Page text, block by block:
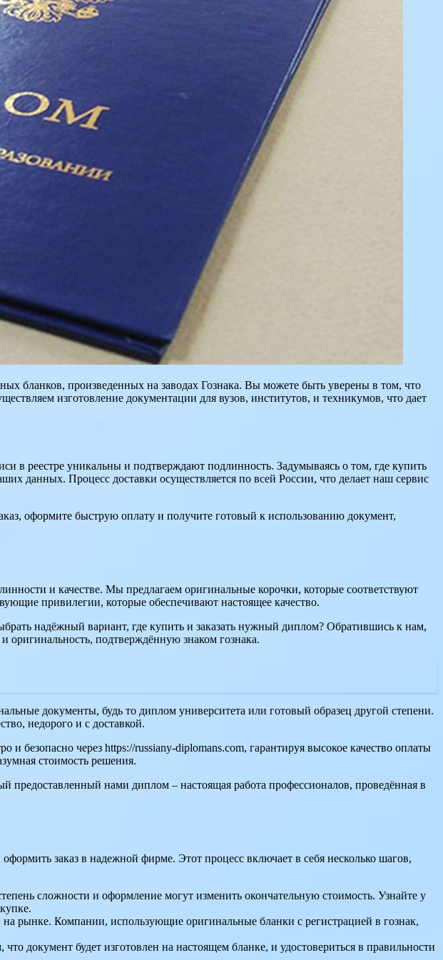
бланков, произведенных на заводах Гознака. Вы можете быть уверены в том, что
изготовление документации для вузов, институтов, и техникумов, что дает
в реестре уникальны и подтверждают подлинность. Задумываясь о том, где купить
данных. Процесс доставки осуществляется по всей России, что делает наш сервис
оформите быструю оплату и получите готовый к использованию документ,
и качестве. Мы предлагаем оригинальные корочки, которые соответствуют
привилегии, которые обеспечивают настоящее качество.
надёжный вариант, где купить и заказать нужный диплом? Обратившись к нам,
оригинальность, подтверждённую знаком гознака.
документы, будь то диплом университета или готовый образец другой степени.
недорого и с доставкой.
безопасно через https://russiany-diplomans.com, гарантируя высокое качество оплаты
стоимость решения.
предоставленный нами диплом – настоящая работа профессионалов, проведённая в
заказ в надежной фирме. Этот процесс включает в себя несколько шагов,
сложности и оформление могут изменить окончательную стоимость. Узнайте у
рынке. Компании, использующие оригинальные бланки с регистрацией в гознак,
документ будет изготовлен на настоящем бланке, и удостовериться в правильности